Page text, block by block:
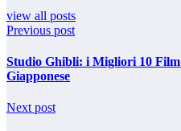
view all posts
Previous post
Studio Ghibli: i Migliori 10
Giapponese
Next post